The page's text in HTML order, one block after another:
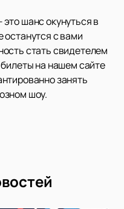
шанс окунуться в
с вами
стать свидетелем
на нашем сайте
занять
шоу.